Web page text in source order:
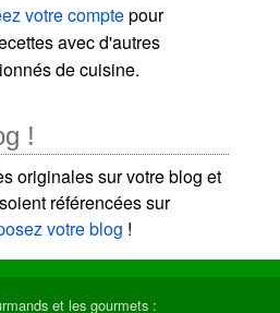
votre comptepour
avec d'autres
de cuisine.
!
originales sur votre blog et
référencées sur
votre blog !
et les gourmets :